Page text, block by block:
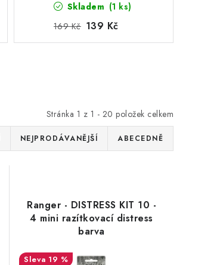
Skladem (1 ks)
169 Kč 139 Kč
Stránka 1 z 1 - 20 položek celkem
NEJPRODÁVANĚJŠÍ ABECEDNĚ
Ranger - DISTRESS KIT 10 -
4 mini razítkovací distress
barva
19 %